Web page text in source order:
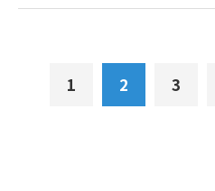
1 2 3